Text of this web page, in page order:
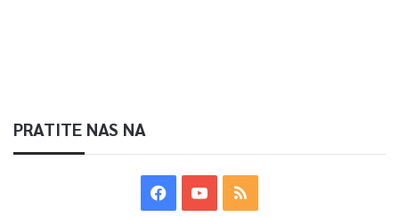
PRATITE NAS NA